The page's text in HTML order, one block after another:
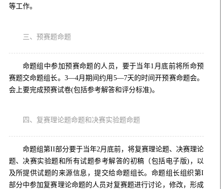
等工作。
三、预赛题命题
命题组中参加预赛命题的人员，要于当年1月底前将所命预
赛题交命题组长。3—4月期间约用5—7天的时间开预赛命题会。
会上要完成预赛试卷(包括参考解答和评分标准)。
四、复赛理论题命题和决赛实验题命题
命题组第II部分要于当年2月底前，将复赛理论题、决赛理论
题、决赛实验题和所有试题参考解答的初稿（包括电子版)，以
及所提供试题的来源信息，提交给命题组长。命题组长组织第I
部分中参加复赛理论命题的人员对复赛题进行讨论，修改，形成